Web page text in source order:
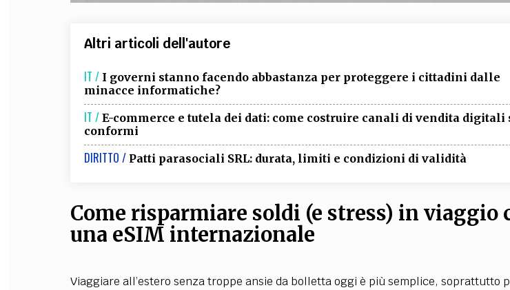
Altri articoli dell'autore
IT / I governi stanno facendo abbastanza per proteggere i cittadini dalle
minacce informatiche?
IT / E-commerce e tutela dei dati: come costruire canali di vendita digitali
conformi
DIRITTO / Patti parasociali SRL: durata, limiti e condizioni di validità
Come risparmiare soldi (e stress) in viaggio
una eSIM internazionale
Viaggiare all’estero senza troppe ansie da bolletta oggi è più semplice, soprattutto